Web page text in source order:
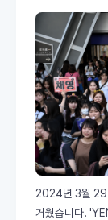
2024년 3월 29
거웠습니다.